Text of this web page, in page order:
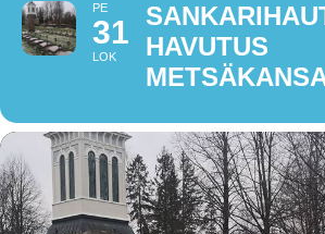
PE
31
LOK
HAVUTUS